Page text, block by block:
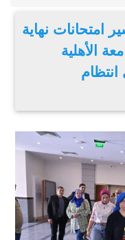
امتحانات نهاية
الأهلية